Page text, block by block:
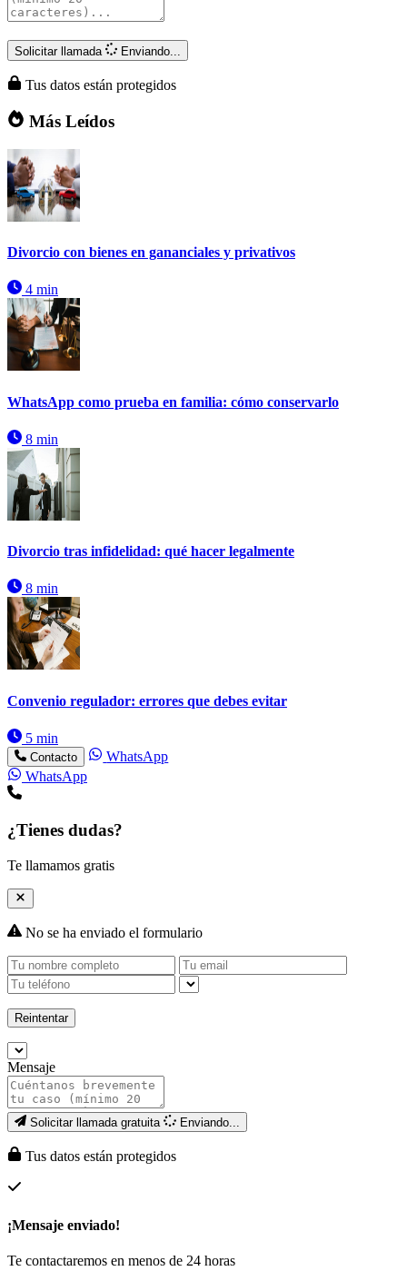
Solicitar llamada Enviando...
Tus datos están protegidos
Más Leídos
Divorcio con bienes en gananciales y privativos
4 min
WhatsApp como prueba en familia: cómo conservarlo
8 min
Divorcio tras infidelidad: qué hacer legalmente
8 min
Convenio regulador: errores que debes evitar
5 min
Contacto
WhatsApp
WhatsApp
¿Tienes dudas?
Te llamamos gratis
No se ha enviado el formulario
Reintentar
Mensaje
Solicitar llamada gratuita Enviando...
Tus datos están protegidos
¡Mensaje enviado!
Te contactaremos en menos de 24 horas